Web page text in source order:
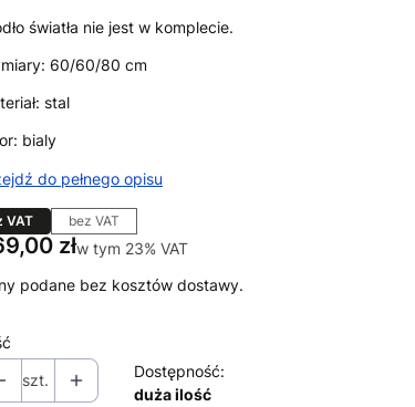
światła nie jest w komplecie.
60/60/80 cm
stal
bialy
do pełnego opisu
VAT bez VAT
złw tym 23% VAT
w tym 23% VAT
podane bez kosztów dostawy.
szt.
Dostępność:
duża ilość